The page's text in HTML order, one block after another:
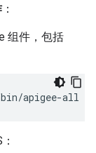
：
组件，包括
apigee-all